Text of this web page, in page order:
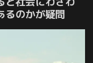
るのかが疑問